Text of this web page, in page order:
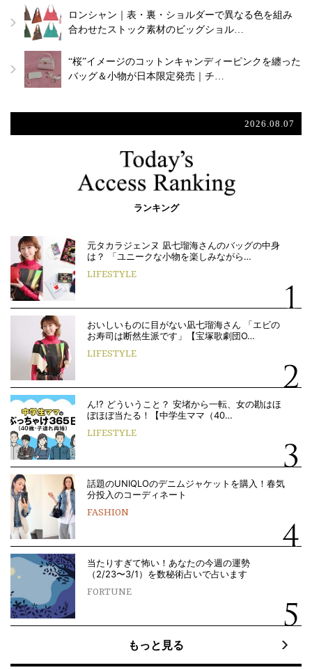
ロンシャン｜表・裏・ショルダーで異なる色を組み
合わせたストック素材のビッグショル…
“桜”イメージのコットンキャンディーピンクを纏った
バッグ＆小物が日本限定発売｜チ…
2026.08.07
ランキング
元タカラジェンヌ 凪七瑠海さんのバッグの中身
は？ 「ユニークな小物を楽しみながら…
LIFESTYLE
おいしいものに目がない凪七瑠海さん 「エビの
お寿司は断然生派です」【宝塚歌劇団O…
LIFESTYLE
ん!? どういうこと？ 安堵から一転、女の勘はほ
ぼほぼ当たる！【中学生ママ（40…
LIFESTYLE
話題のUNIQLOのデニムジャケットを購入！春気
分投入のコーディネート
FASHION
当たりすぎて怖い！あなたの今週の運勢
（2/23〜3/1）を数秘術占いで占います
FORTUNE
もっと見る